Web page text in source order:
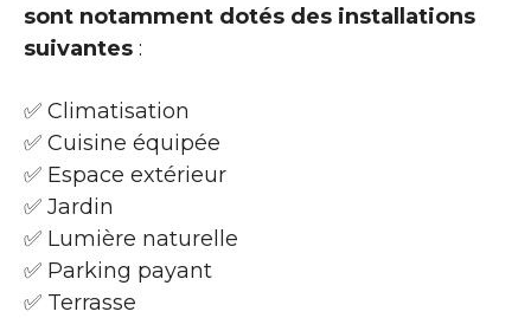
sont notamment dotés des installations
suivantes :
✅ Climatisation
✅ Cuisine équipée
✅ Espace extérieur
✅ Jardin
✅ Lumière naturelle
✅ Parking payant
✅ Terrasse